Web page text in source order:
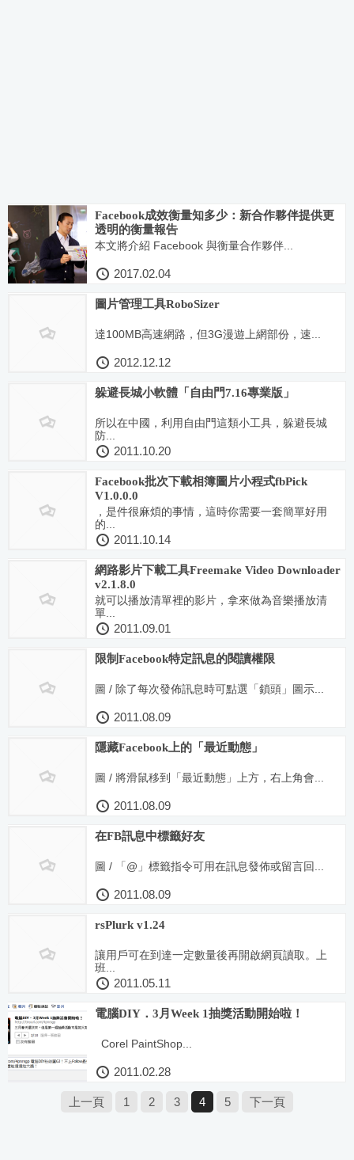
Facebook成效衡量知多少：新合作夥伴提供更
透明的衡量報告
本文將介紹 Facebook 與衡量合作夥伴...
2017.02.04
圖片管理工具RoboSizer
達100MB高速網路，但3G漫遊上網部份，速...
2012.12.12
躲避長城小軟體「自由門7.16專業版」
所以在中國，利用自由門這類小工具，躲避長城
防...
2011.10.20
Facebook批次下載相簿圖片小程式fbPick
V1.0.0.0
，是件很麻煩的事情，這時你需要一套簡單好用
的...
2011.10.14
網路影片下載工具Freemake Video Downloader
v2.1.8.0
就可以播放清單裡的影片，拿來做為音樂播放清
單...
2011.09.01
限制Facebook特定訊息的閱讀權限
圖 / 除了每次發佈訊息時可點選「鎖頭」圖示...
2011.08.09
隱藏Facebook上的「最近動態」
圖 / 將滑鼠移到「最近動態」上方，右上角會...
2011.08.09
在FB訊息中標籤好友
圖 / 「@」標籤指令可用在訊息發佈或留言回...
2011.08.09
rsPlurk v1.24
讓用戶可在到達一定數量後再開啟網頁讀取。上
班...
2011.05.11
電腦DIY．3月Week 1抽獎活動開始啦！
Corel PaintShop...
2011.02.28
上一頁 1 2 3 4 5 下一頁